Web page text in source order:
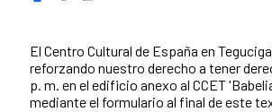
El Centro Cultural de España en
reforzando nuestro derecho a tener
p. m. en el edificio anexo al CCET
mediante el formulario al final de este